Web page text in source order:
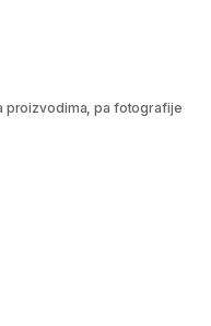
proizvodima, pa fotografije